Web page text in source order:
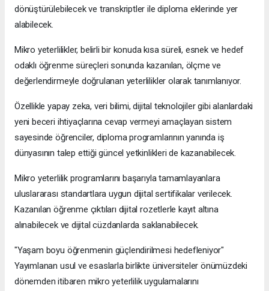
dönüştürülebilecek ve transkriptler ile diploma eklerinde yer
alabilecek.
Mikro yeterlilikler, belirli bir konuda kısa süreli, esnek ve hedef
odaklı öğrenme süreçleri sonunda kazanılan, ölçme ve
değerlendirmeyle doğrulanan yeterlilikler olarak tanımlanıyor.
Özellikle yapay zeka, veri bilimi, dijital teknolojiler gibi alanlardaki
yeni beceri ihtiyaçlarına cevap vermeyi amaçlayan sistem
sayesinde öğrenciler, diploma programlarının yanında iş
dünyasının talep ettiği güncel yetkinlikleri de kazanabilecek.
Mikro yeterlilik programlarını başarıyla tamamlayanlara
uluslararası standartlara uygun dijital sertifikalar verilecek.
Kazanılan öğrenme çıktıları dijital rozetlerle kayıt altına
alınabilecek ve dijital cüzdanlarda saklanabilecek.
"Yaşam boyu öğrenmenin güçlendirilmesi hedefleniyor"
Yayımlanan usul ve esaslarla birlikte üniversiteler önümüzdeki
dönemden itibaren mikro yeterlilik uygulamalarını